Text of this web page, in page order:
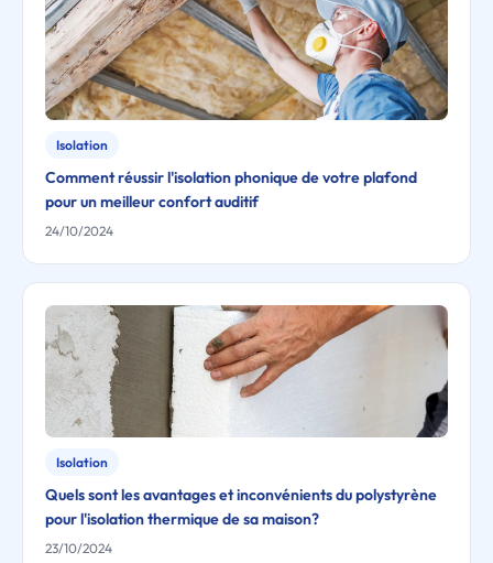
Isolation
Comment réussir l'isolation phonique de votre plafond
pour un meilleur confort auditif
24/10/2024
Isolation
Quels sont les avantages et inconvénients du polystyrène
pour l'isolation thermique de sa maison?
23/10/2024